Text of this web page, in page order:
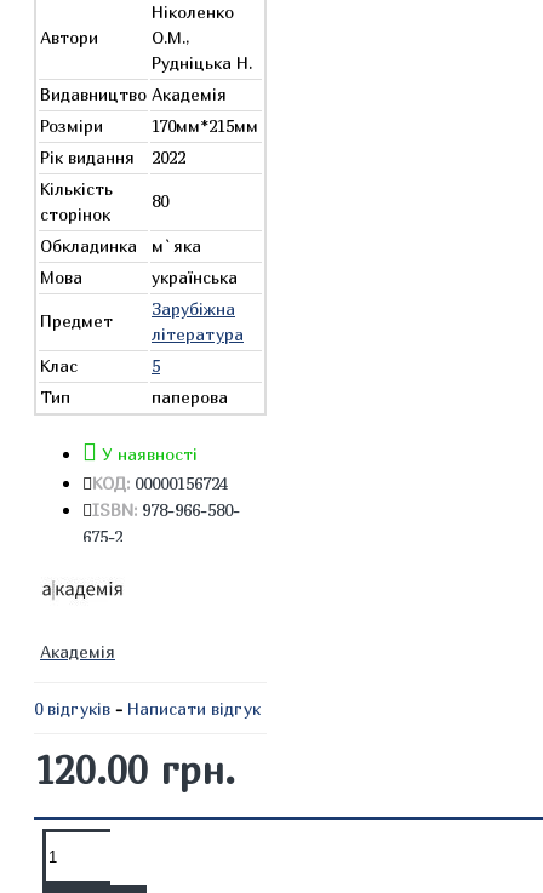
Автори
Ніколенко
О.М.,
Рудніцька Н.
Видавництво Академія
Розміри
170мм*215мм
Рік видання
2022
Кількість
сторінок
80
Обкладинка
м`яка
Мова
українська
Предмет
Зарубіжна
література
Клас
5
Тип
паперова
У наявності
КОД: 00000156724
ISBN: 978-966-580-
675-2
Академія
0 відгуків - Написати відгук
120.00 грн.
ОПИС